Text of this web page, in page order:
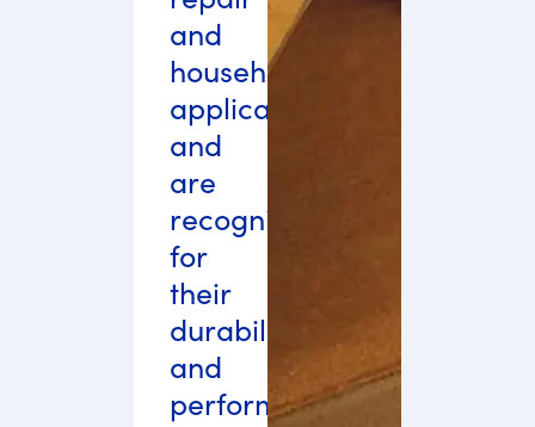
and
household
applications
and
are
recognized
for
their
durability
and
performance